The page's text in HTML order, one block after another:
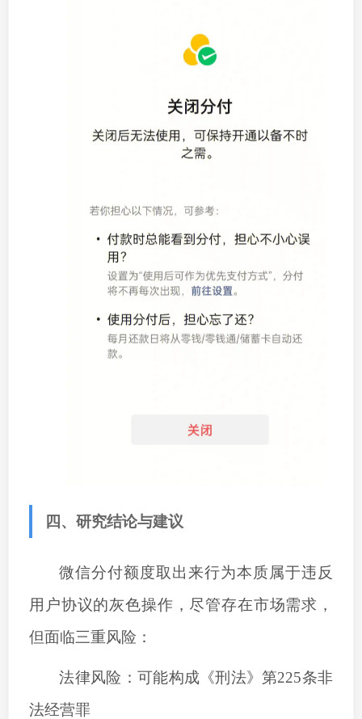
四、研究结论与建议
微信分付额度取出来行为本质属于违反
用户协议的灰色操作，尽管存在市场需求，
但面临三重风险：
‌法律风险‌：可能构成《刑法》第225条非
法经营罪